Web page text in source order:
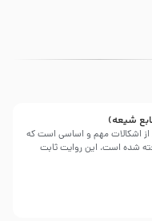
شیعه)
اشکالات مهم و اساسی است که
شده است، این روایت ثابت